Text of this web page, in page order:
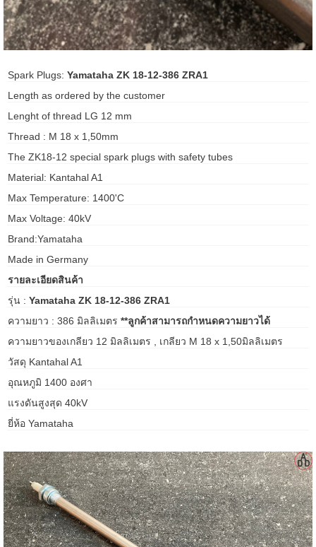
Fiorentini
Spark Plugs: Yamataha ZK 18-12-386 ZRA1
Length as ordered by the customer
Lenght of thread LG 12 mm
Thread : M 18 x 1,50mm
The ZK18-12 special spark plugs with safety tubes
Material: Kantahal A1
Max Temperature: 1400'C
Max Voltage: 40kV
Brand:Yamataha
Made in Germany
รายละเอียดสินค้า
รุ่น : Yamataha ZK 18-12-386 ZRA1
ความยาว : 386 มิลลิเมตร **ลูกค้าสามารถกำหนดความยาวได้
ความยาวของเกลียว 12 มิลลิเมตร , เกลียว M 18 x 1,50มิลลิเมตร
วัสดุ Kantahal A1
อุณหภูมิ 1400 องศา
แรงดันสูงสุด 40kV
ยี่ห้อ Yamataha